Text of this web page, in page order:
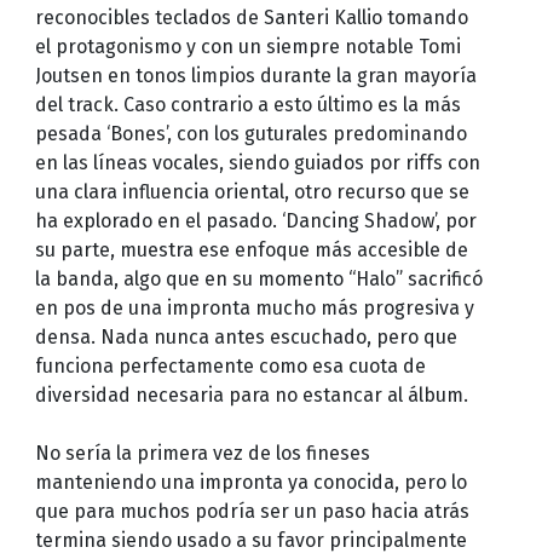
reconocibles teclados de Santeri Kallio tomando
el protagonismo y con un siempre notable Tomi
Joutsen en tonos limpios durante la gran mayoría
del track. Caso contrario a esto último es la más
pesada ‘Bones’, con los guturales predominando
en las líneas vocales, siendo guiados por riffs con
una clara influencia oriental, otro recurso que se
ha explorado en el pasado. ‘Dancing Shadow’, por
su parte, muestra ese enfoque más accesible de
la banda, algo que en su momento “Halo” sacrificó
en pos de una impronta mucho más progresiva y
densa. Nada nunca antes escuchado, pero que
funciona perfectamente como esa cuota de
diversidad necesaria para no estancar al álbum.
No sería la primera vez de los fineses
manteniendo una impronta ya conocida, pero lo
que para muchos podría ser un paso hacia atrás
termina siendo usado a su favor principalmente